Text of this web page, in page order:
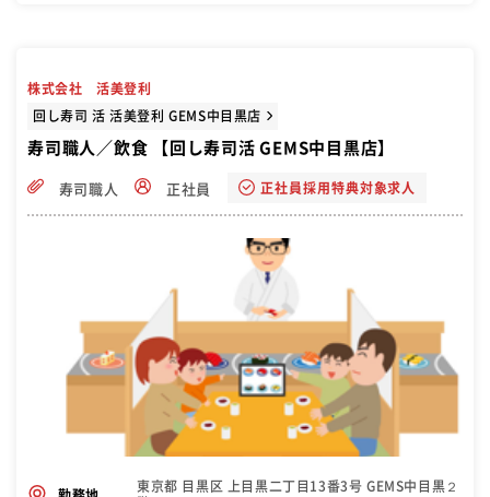
株式会社 活美登利
回し寿司 活 活美登利 GEMS中目黒店
寿司職人／飲食 【回し寿司活 GEMS中目黒店】
寿司職人 正社員 正社員採用特典対象求人
東京都 目黒区 上目黒二丁目13番3号 GEMS中目黒２